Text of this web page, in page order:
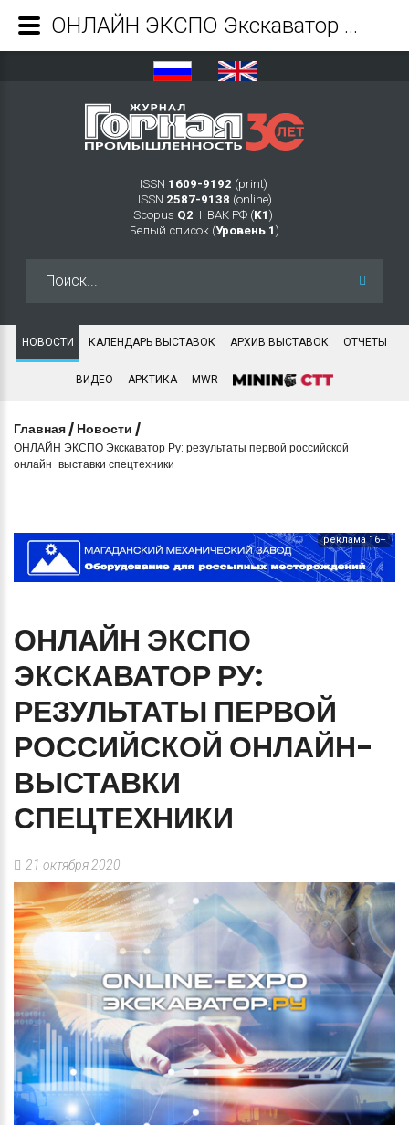
ISSN 1609-9192 (print)
ISSN 2587-9138 (online)
Scopus Q2 Ι ВАК РФ (K1 )
Белый список (Уровень 1 )
НОВОСТИ КАЛЕНДАРЬ ВЫСТАВОК АРХИВ ВЫСТАВОК ОТЧЕТЫ
ВИДЕО АРКТИКА MWR
Главная / Новости /
ОНЛАЙН ЭКСПО Экскаватор Ру: результаты первой российской
онлайн-выставки спецтехники
реклама 16+
ОНЛАЙН ЭКСПО
ЭКСКАВАТОР РУ:
РЕЗУЛЬТАТЫ ПЕРВОЙ
РОССИЙСКОЙ ОНЛАЙН-
ВЫСТАВКИ
СПЕЦТЕХНИКИ
21 октября 2020
ОНЛАЙН ЭКСПО Экскаватор Ру: результаты первой российской онлайн-выставки спецтехники - Журнал Горная промышленность